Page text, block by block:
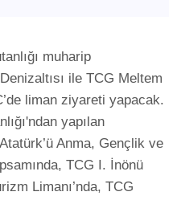
muharip
ile TCG Meltem
liman ziyareti yapacak.
yapılan
Anma, Gençlik ve
TCG I. İnönü
Limanı’nda, TCG